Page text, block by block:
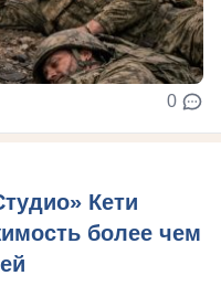
0
Кети
более чем